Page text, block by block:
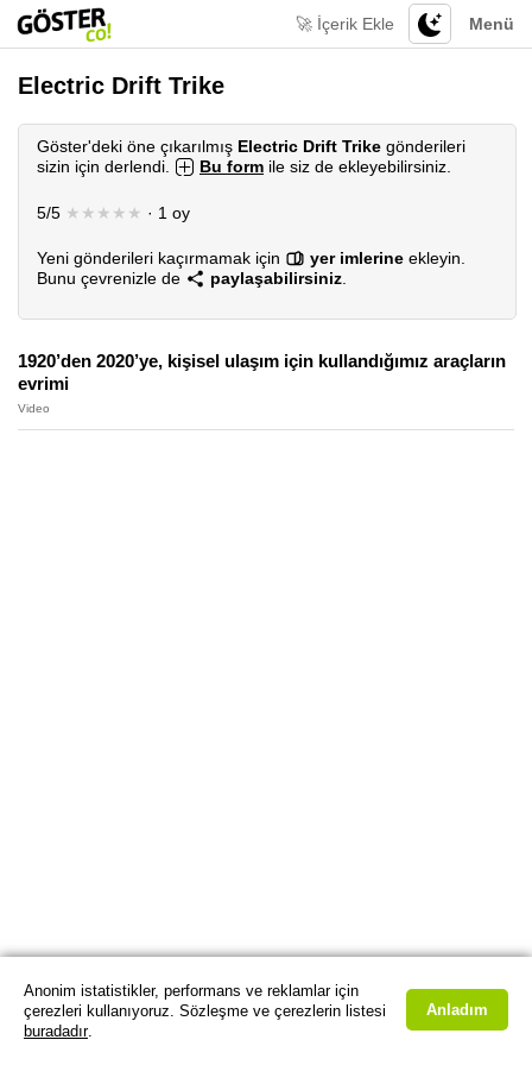
Menü
🚀 İçerik Ekle
Electric Drift Trike
Göster'deki öne çıkarılmış Electric Drift Trike gönderileri
sizin için derlendi.
Bu form ile siz de ekleyebilirsiniz.
5/5 ★★★★★ · 1 oy
Yeni gönderileri kaçırmamak için yer imlerine ekleyin.
Bunu çevrenizle de
paylaşabilirsiniz
1920’den 2020’ye, kişisel ulaşım için kullandığımız araçların
evrimi
Video
Anonim istatistikler, performans ve reklamlar için
çerezleri kullanıyoruz. Sözleşme ve çerezlerin listesi
buradadır.
Anladım